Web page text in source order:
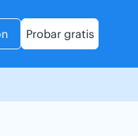
Probar gratis